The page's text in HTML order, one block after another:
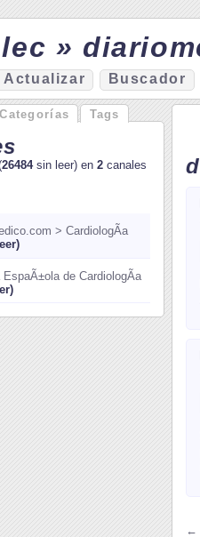
»
Actualizar Buscador
Categorías Tags
26484sin leer) en 2 canales
> CardiologÃ­a
EspaÃ±ola de CardiologÃ­a
←